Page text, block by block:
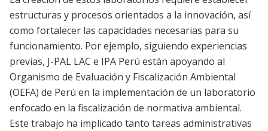
estructuras y procesos orientados a la innovación, así
como fortalecer las capacidades necesarias para su
funcionamiento. Por ejemplo, siguiendo experiencias
previas, J-PAL LAC e IPA Perú están apoyando al
Organismo de Evaluación y Fiscalización Ambiental
(OEFA) de Perú en la implementación de un laboratorio
enfocado en la fiscalización de normativa ambiental.
Este trabajo ha implicado tanto tareas administrativas